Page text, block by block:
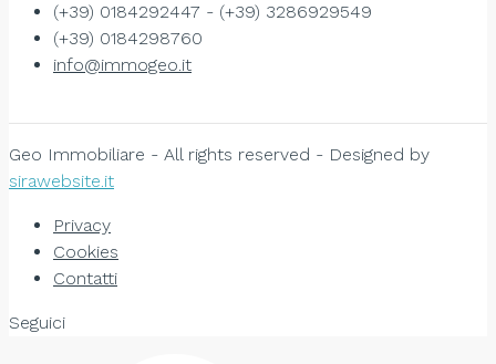
(+39) 0184292447 - (+39) 3286929549
(+39) 0184298760
info@immogeo.it
Geo Immobiliare - All rights reserved - Designed by
sirawebsite.it
Privacy
Cookies
Contatti
Seguici